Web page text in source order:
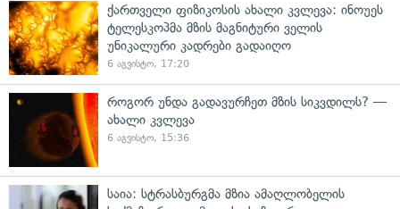
ქართველი ფიზიკოსის ახალი კვლევა: ინოუეს
ტელესკოპმა მზის მაგნიტური ველის
უნიკალური კადრები გადაიღო
6 აგვისტო, 17:20
როგორ უნდა გადავურჩეთ მზის სიკვდილს? —
ახალი კვლევა
6 აგვისტო, 15:36
საია: სტრასბურგმა მზია ამაღლობელის